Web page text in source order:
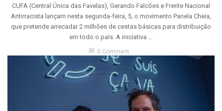
CUFA (Central Única das Favelas), Gerando Falcões e Frente Nacional
Antirracista lançam nesta segunda-feira, 5, o movimento Panela Cheia,
que pretende arrecadar 2 milhões de cestas básicas para distribuição
em todo o país. A iniciativa ...
0 Comment